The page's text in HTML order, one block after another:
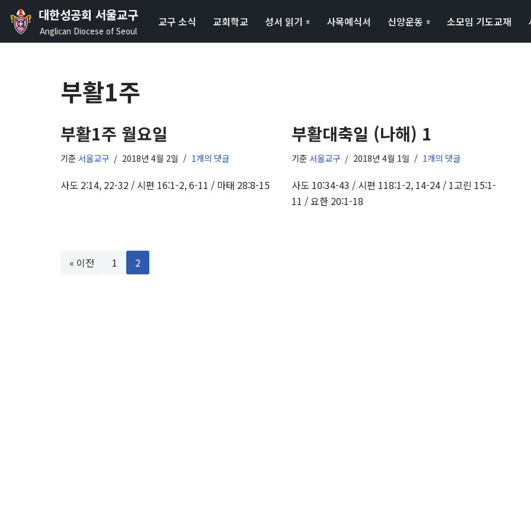
콘
대한성공회 서울교구
Anglican Diocese of Seoul
교구 소식 교회학교 성서 읽기 사목예식서 신앙운동 소모임 기도교재
부활1주
부활1주 월요일
기준 서울교구 2018년 4월 2일 1개의 댓글
사도 2:14, 22-32 / 시편 16:1-2, 6-11 / 마태 28:8-15
부활대축일 (나해) 1
기준 서울교구 2018년 4월 1일 1개의 댓글
사도 10:34-43 / 시편 118:1-2, 14-24 / 1고린 15:1-
11 / 요한 20:1-18
« 이전 1 2